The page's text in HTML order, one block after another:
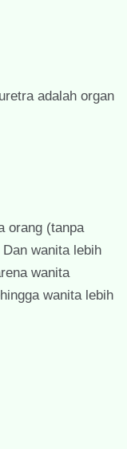
adalah organ
orang (tanpa
wanita lebih
wanita
wanita lebih